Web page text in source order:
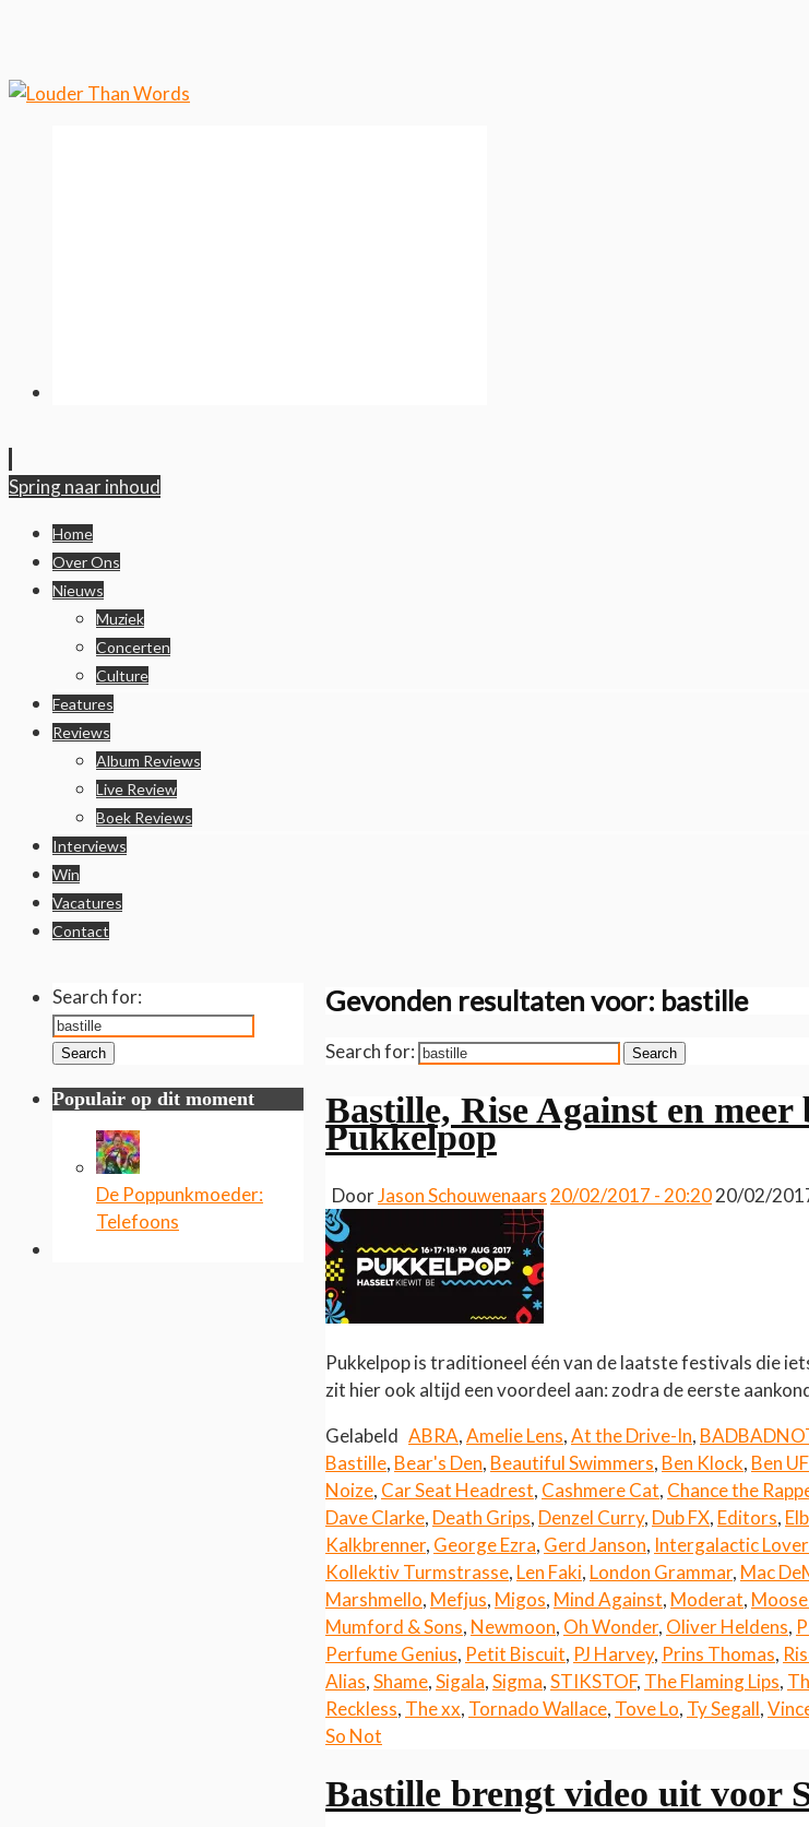
Spring naar inhoud
Home
Over Ons
Nieuws
Muziek
Concerten
Culture
Features
Reviews
Album Reviews
Live Review
Boek Reviews
Interviews
Win
Vacatures
Contact
Gevonden resultaten voor: bastille
Search for: Search
Bastille, Rise Against en meer
Pukkelpop
DoorJason Schouwenaars 20/02/2017 - 20:2020/02/
Pukkelpop is traditioneel één van de laatste festivals die
zit hier ook altijd een voordeel aan: zodra de eerste
Gelabeld ABRA,Amelie Lens,At the Drive-In,
Bastille, Bear's Den, Beautiful Swimmers, Ben Klock, Ben
Noize, Car Seat Headrest, Cashmere Cat, Chance the
Dave Clarke, Death Grips, Denzel Curry, Dub FX, Editors,
Kalkbrenner, George Ezra, Gerd Janson, Intergalactic
Kollektiv Turmstrasse, Len Faki, London Grammar, Mac
Marshmello, Mefjus, Migos, Mind Against, Moderat,
Mumford & Sons, Newmoon, Oh Wonder, Oliver Heldens,
Perfume Genius, Petit Biscuit, PJ Harvey, Prins Thomas,
Alias,Shame,Sigala,Sigma,STIKSTOF, The Flaming Lips,
Reckless, The xx, Tornado Wallace, Tove Lo, Ty Segall,
So Not
Bastille brengt video uit voor
Search for:
Search
Populair op dit moment
De Poppunkmoeder:
Telefoons